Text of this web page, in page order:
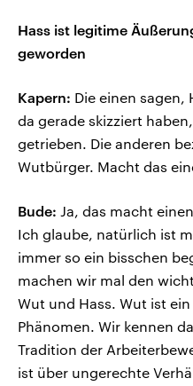
Hass ist legitime
geworden
Kapern: Die einen sagen,
da gerade skizziert
getrieben. Die anderen
Wutbürger. Macht das
Bude: Ja, das macht
Ich glaube, natürlich ist
immer so ein bisschen
machen wir mal den
Wut und Hass. Wut ist
Phänomen. Wir kennen
Tradition der
ist über ungerechte